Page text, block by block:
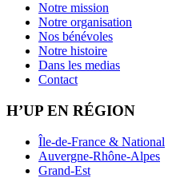
Notre mission
Notre organisation
Nos bénévoles
Notre histoire
Dans les medias
Contact
H’UP EN RÉGION
Île-de-France & National
Auvergne-Rhône-Alpes
Grand-Est